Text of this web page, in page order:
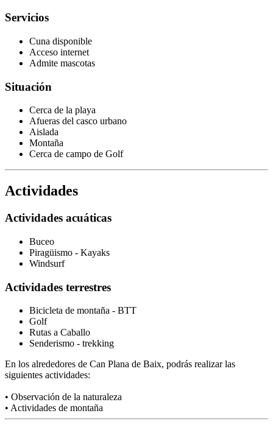
Servicios
Cuna disponible
Acceso internet
Admite mascotas
Situación
Cerca de la playa
Afueras del casco urbano
Aislada
Montaña
Cerca de campo de Golf
Actividades
Actividades acuáticas
Buceo
Piragüismo - Kayaks
Windsurf
Actividades terrestres
Bicicleta de montaña - BTT
Golf
Rutas a Caballo
Senderismo - trekking
En los alrededores de Can Plana de Baix, podrás realizar las
siguientes actividades:
• Observación de la naturaleza
• Actividades de montaña